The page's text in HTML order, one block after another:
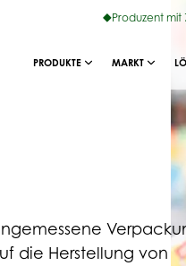
Produzent
PRODUKTE MARKT
die Herstellung von